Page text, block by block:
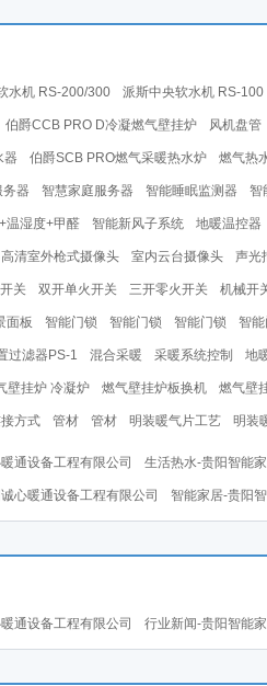
水机 RS-200/300 派斯中央软水机 RS-100
伯爵CCB PRO D冷凝燃气壁挂炉 风机盘管
器 伯爵SCB PRO燃气采暖热水炉 燃气热
器 智慧家庭服务器 智能睡眠监测器 智
温湿度+甲醛 智能新风子系统 地暖温控器
高清室外枪式摄像头 室内云台摄像头 声光
关 双开单火开关 三开零火开关 机械开
面板 智能门锁 智能门锁 智能门锁 智能
过滤器PS-1 混合采暖 采暖系统控制 地
壁挂炉 冷凝炉 燃气壁挂炉板换机 燃气壁
方式 管材 管材 明装暖气片工艺 明装
通设备工程有限公司 生活热水-贵阳智能
心暖通设备工程有限公司 智能家居-贵阳
通设备工程有限公司 行业新闻-贵阳智能